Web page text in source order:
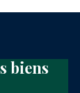
biens